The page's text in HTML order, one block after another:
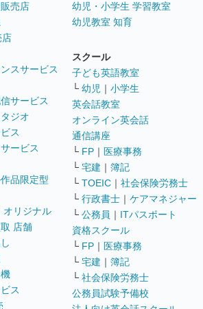
売店
スサービス
サービス
ジオ
ス
ービス
品限定型
オリジナル
店舗
ス
幼児・小学生 学習教室
幼児教室 知育
スクール
子ども英語教室
└ 幼児 ｜ 小学生
英会話教室
オンライン英会話
通信講座
└ FP ｜ 医療事務
└ 宅建 ｜ 簿記
└ TOEIC ｜ 社会保険労務士
└ 行政書士 ｜ ケアマネジャー
└ 公務員 ｜ ITパスポート
資格スクール
└ FP ｜ 医療事務
└ 宅建 ｜ 簿記
└ 社会保険労務士
公務員試験予備校